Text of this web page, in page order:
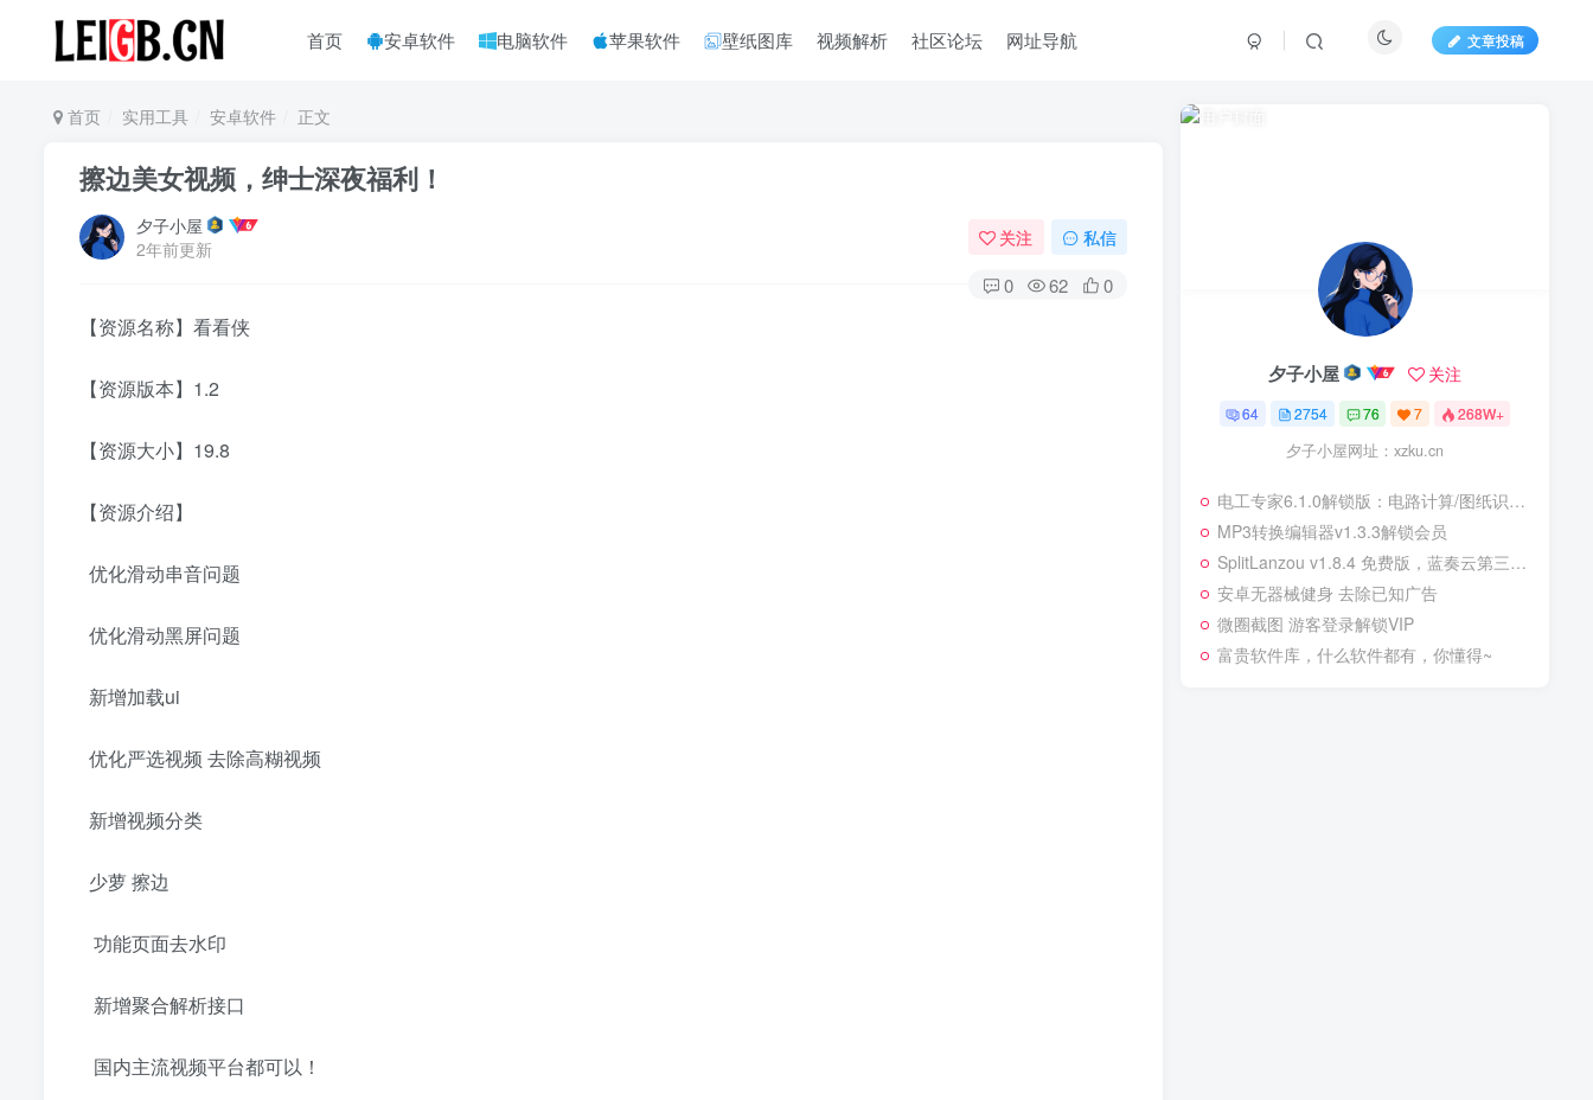
首页 安卓软件 电脑软件 苹果软件 壁纸图库 视频解析 社区论坛 网址导航 文章投稿
首页 实用工具 安卓软件 正文
擦边美女视频，绅士深夜福利！
夕子小屋
2年前更新
关注 私信
0 62 0
【资源名称】看看侠
【资源版本】1.2
【资源大小】19.8
【资源介绍】
优化滑动串音问题
优化滑动黑屏问题
新增加载ui
优化严选视频 去除高糊视频
新增视频分类
少萝 擦边
功能页面去水印
新增聚合解析接口
国内主流视频平台都可以！
夕子小屋 关注
64 2754 76 7 268W+
夕子小屋网址：xzku.cn
电工专家6.1.0解锁版：电路计算/图纸识别，一软件全搞定
MP3转换编辑器v1.3.3解锁会员
SplitLanzou v1.8.4 免费版，蓝奏云第三方工具
安卓无器械健身 去除已知广告
微圈截图 游客登录解锁VIP
富贵软件库，什么软件都有，你懂得~